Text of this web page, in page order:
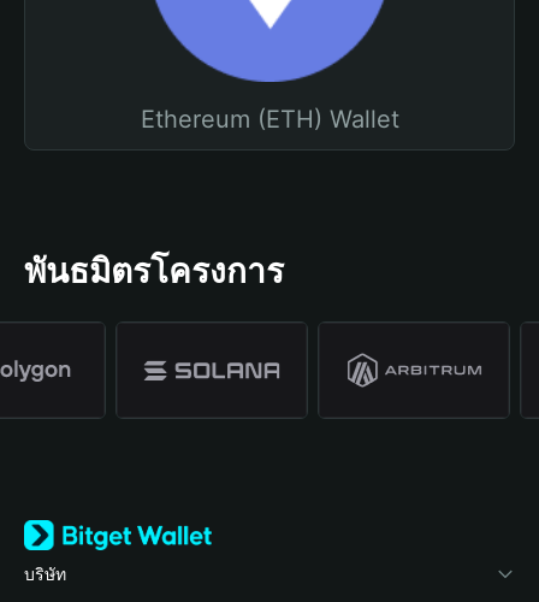
Ethereum (ETH) Wallet
พันธมิตรโครงการ
บริษัท